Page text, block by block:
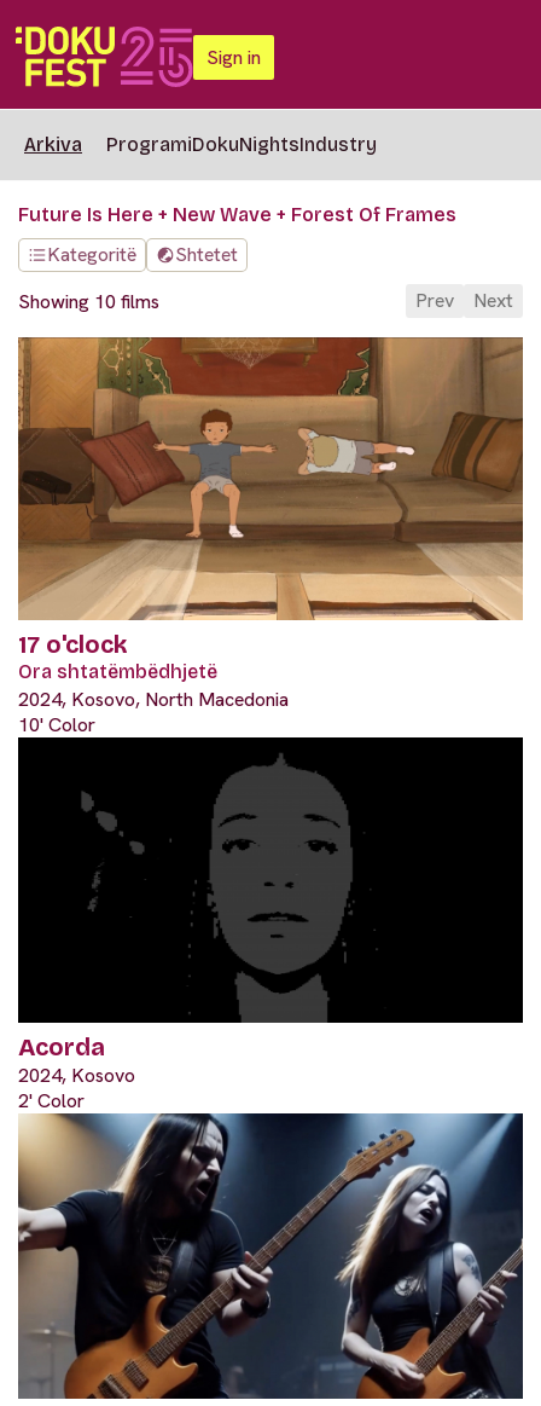
Sign in
Arkiva ProgramiDokuNightsIndustry
Future Is Here + New Wave + Forest Of Frames
Kategoritë
Shtetet
Showing 10 films
Prev Next
17 o'clock
Ora shtatëmbëdhjetë
2024, Kosovo, North Macedonia
10' Color
Acorda
2024, Kosovo
2' Color